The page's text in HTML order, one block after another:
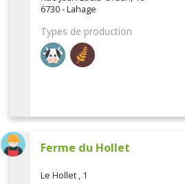
6730 - Lahage
Types de production
Ferme du Hollet
Le Hollet , 1